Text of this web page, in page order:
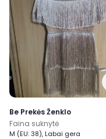
Be Prekės Ženklo
Faina suknytė
M (EU: 38), Labai gera